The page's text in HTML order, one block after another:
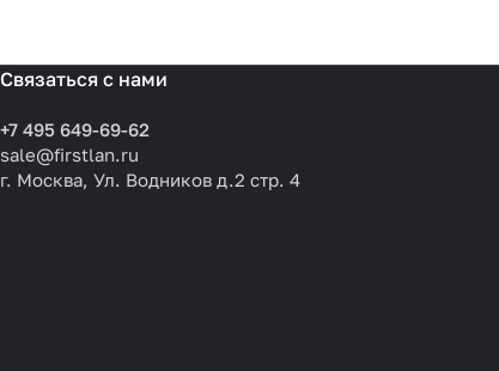
Связаться с нами
+7 495 649-69-62
sale@firstlan.ru
г. Москва, Ул. Водников д.2 стр. 4